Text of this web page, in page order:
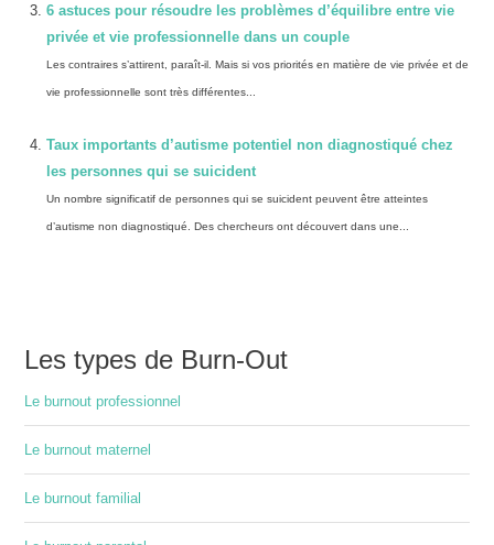
6 astuces pour résoudre les problèmes d’équilibre entre vie
privée et vie professionnelle dans un couple
Les contraires s’attirent, paraît-il. Mais si vos priorités en matière de vie privée et de
vie professionnelle sont très différentes...
Taux importants d’autisme potentiel non diagnostiqué chez
les personnes qui se suicident
Un nombre significatif de personnes qui se suicident peuvent être atteintes
d’autisme non diagnostiqué. Des chercheurs ont découvert dans une...
Les types de Burn-Out
Le burnout professionnel
Le burnout maternel
Le burnout familial